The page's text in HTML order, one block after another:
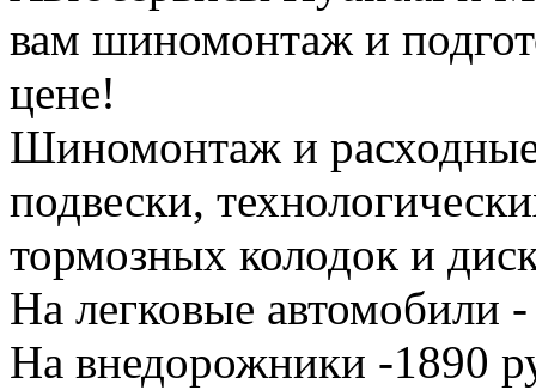
вам шиномонтаж и
цене!
Шиномонтаж и
подвески,
тормозных колодок и
На легковые автомобили
На внедорожники -1890